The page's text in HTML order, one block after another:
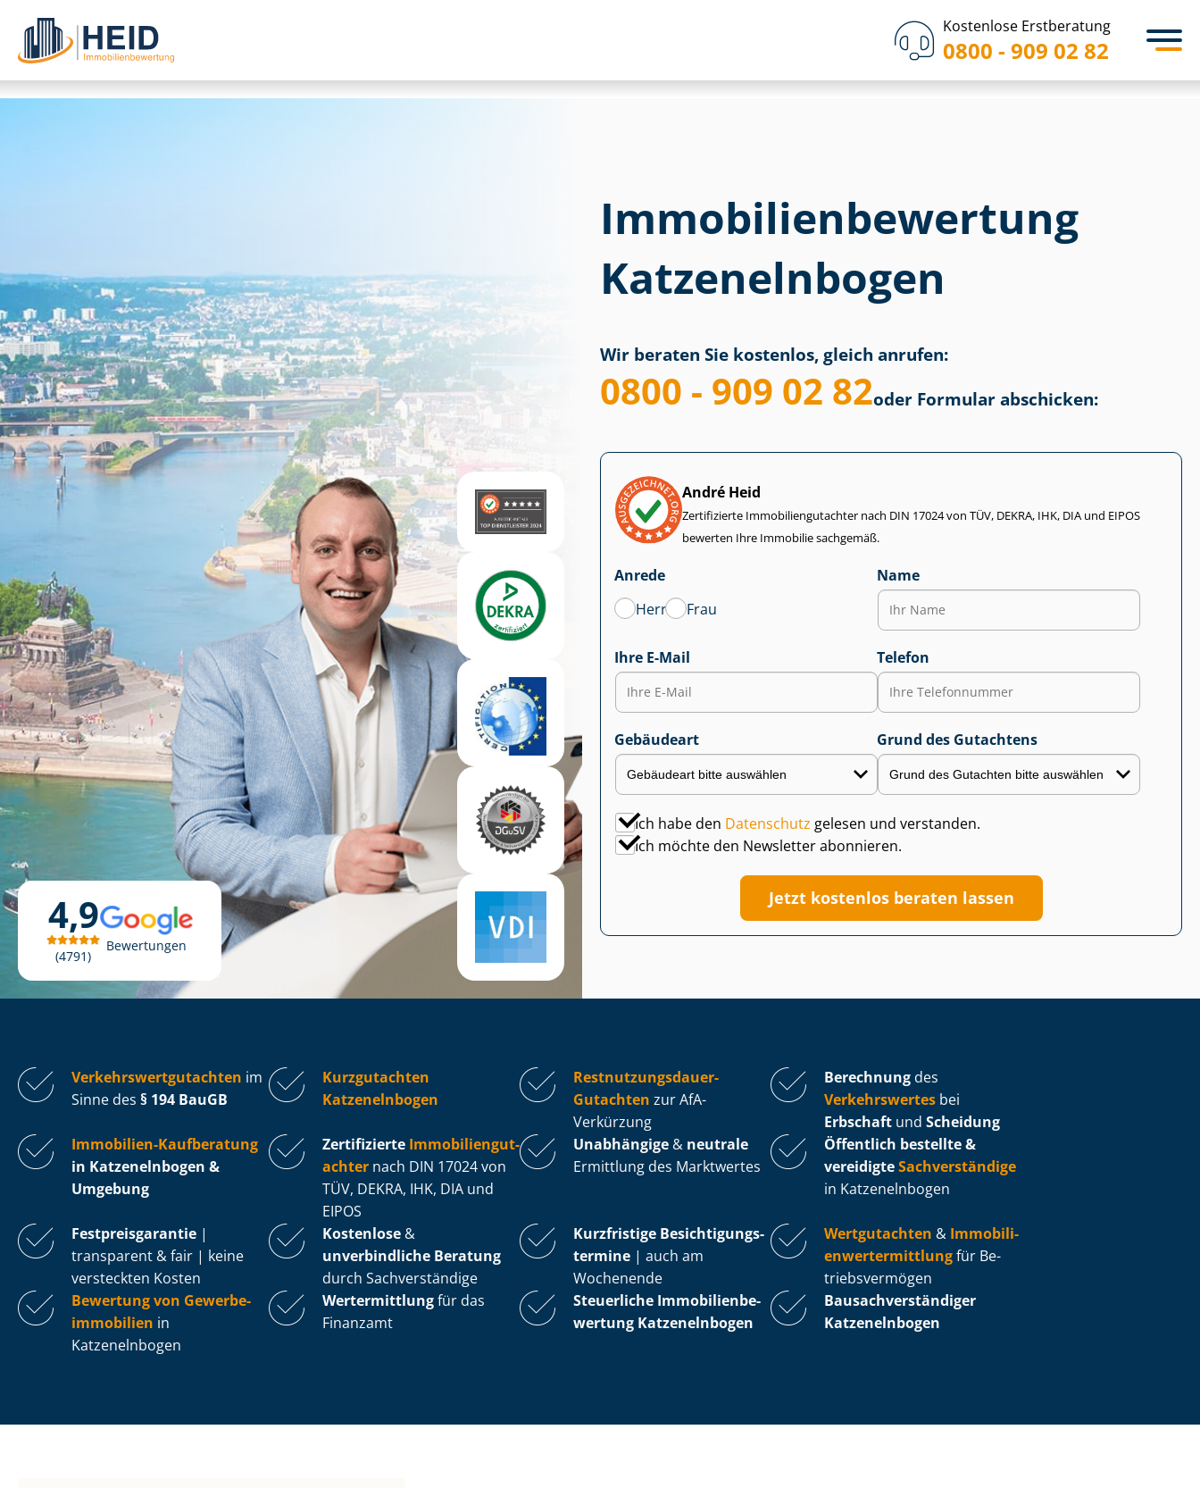
Kostenlose Erstberatung
0800 - 909 02 82
4,9
4791
Bewertungen
Immobilien­bewertung
Katzenelnbogen
Wir beraten Sie kostenlos, gleich anrufen:
0800 - 909 02 82oder Formular abschicken:
André Heid
Zertifizierte Im­mo­bi­li­en­gut­ach­ter nach DIN 17024 von TÜV, DEKRA, IHK, DIA und EIPOS
bewerten Ihre Immobilie sachgemäß.
Anrede
Herr
Frau
Name
Ihre E-Mail Telefon
Gebäudeart Grund des Gutachtens
Ich habe den Datenschutz gelesen und verstanden.
Ich möchte den Newsletter abonnieren.
Jetzt kostenlos beraten lassen
Ver­kehrs­wert­gut­ach­ten im
Sinne des § 194 BauGB
Kurzgutachten
Katzenelnbogen
Rest­nut­zungs­dau­er-
Gutachten zur AfA-
Verkürzung
Berechnung des
Verkehrswertes bei
Erbschaft und Scheidung
Immobilien-Kaufberatung
in Katzenelnbogen &
Umgebung
Zertifizierte Im­mo­bi­li­en­gut­
ach­ter nach DIN 17024 von
TÜV, DEKRA, IHK, DIA und
EIPOS
Unabhängige & neutrale
Ermittlung des Marktwertes
Öffentlich bestellte &
vereidigteSachverständige
in Katzenelnbogen
Fest­preis­ga­ran­tie |
transparent & fair | keine
versteckten Kosten
Kostenlose &
unverbindliche Beratung
durch Sachverständige
Kurzfristige Be­sich­ti­gungs­
ter­mi­ne | auch am
Wochenende
Wertgutachten & Im­mo­bi­li­
en­wert­ermitt­lungfür Be­
triebs­ver­mö­gen
Bewertung von Ge­wer­be­
im­mo­bi­li­en in
Katzenelnbogen
Wertermittlungfür das
Finanzamt
Steuerliche Im­mo­bi­li­en­be­
wer­tung Katzenelnbogen
Bau­sach­ver­stän­di­ger
Katzenelnbogen